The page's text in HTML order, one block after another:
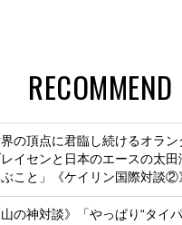
RECOMMEND
の頂点に君臨し続けるオラン
イセンと日本のエースの太
こと」《ケイリン国際対談②
山の神対談》「やっぱり“タイ